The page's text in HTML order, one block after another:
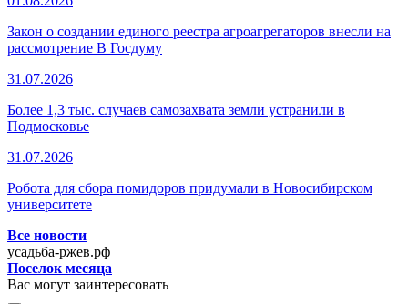
Закон о создании единого реестра агроагрегаторов внесли на
рассмотрение В Госдуму
31.07.2026
Более 1,3 тыс. случаев самозахвата земли устранили в
Подмосковье
31.07.2026
Робота для сбора помидоров придумали в Новосибирском
университете
Все новости
усадьба-ржев.рф
Поселок месяца
Вас могут заинтересовать